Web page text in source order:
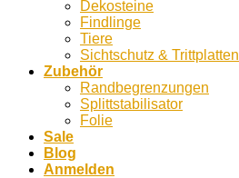
Dekosteine
Findlinge
Tiere
Sichtschutz & Trittplatten
Zubehör
Randbegrenzungen
Splittstabilisator
Folie
Sale
Blog
Anmelden